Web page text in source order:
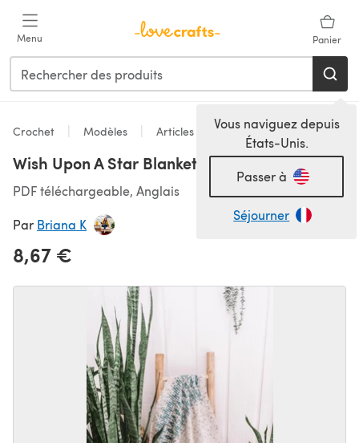
Menu Panier
Vous naviguez depuis
États-Unis.
Passer à
Séjourner
Crochet Modèles Articles pour la maison
Wish Upon A Star Blanket
PDF téléchargeable, Anglais
Par Briana K
8,67 €